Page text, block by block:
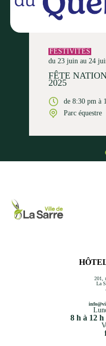
FESTIVITÉS
du 23 juin au 24
FÊTE
2025
de 8:30 pm à
Parc équestre
201,
La
8 h à 12 h